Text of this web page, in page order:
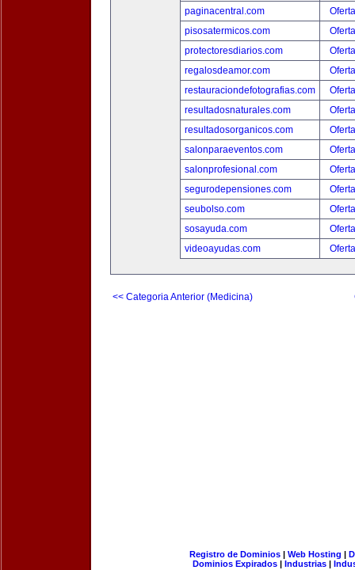
paginacentral.com
pisosatermicos.com
protectoresdiarios.com
regalosdeamor.com
restauraciondefotografias.com
resultadosnaturales.com
resultadosorganicos.com
salonparaeventos.com
salonprofesional.com
segurodepensiones.com
seubolso.com
sosayuda.com
videoayudas.com
<< Categoria Anterior (Medicina)
Registro de Dominios| Web Hosting |
Dominios Expirados | Industrias |